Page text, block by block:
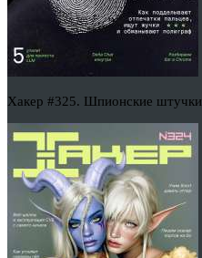
Хакер #325. Шпионские штучки